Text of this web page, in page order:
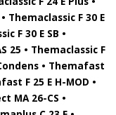
Themaclassic F 30 E
F 30 E SB •
25 • Themaclassic F
• Themafast
F 25 E H-MOD •
MA 26-CS •